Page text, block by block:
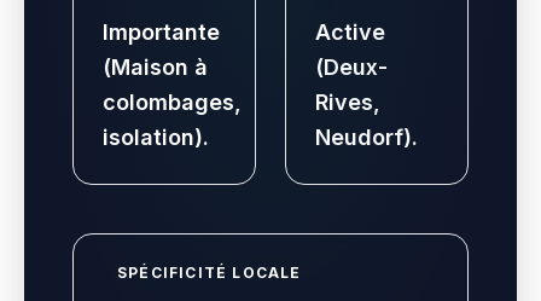
Importante
(Maison à
colombages,
isolation).
Active
(Deux-
Rives,
Neudorf).
SPÉCIFICITÉ LOCALE